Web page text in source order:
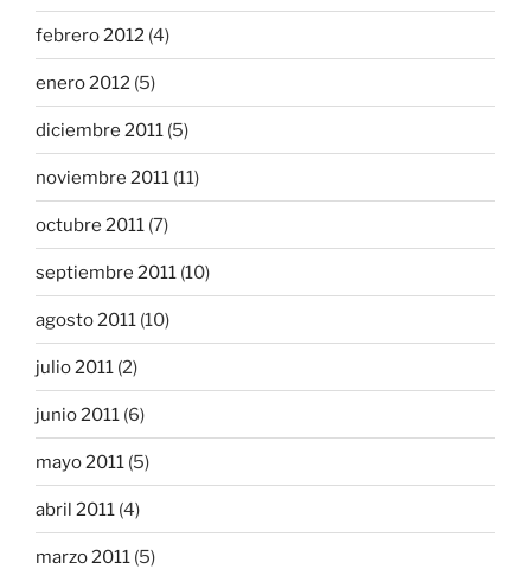
febrero 2012 (4)
enero 2012 (5)
diciembre 2011 (5)
noviembre 2011 (11)
octubre 2011 (7)
septiembre 2011 (10)
agosto 2011 (10)
julio 2011 (2)
junio 2011 (6)
mayo 2011 (5)
abril 2011 (4)
marzo 2011 (5)